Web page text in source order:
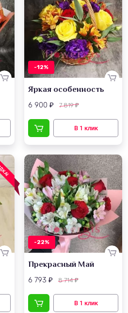
-12%
Яркая особенность
6 900 ₽ 7 819₽
-22%
Прекрасный Май
6 793 ₽ 8 714₽